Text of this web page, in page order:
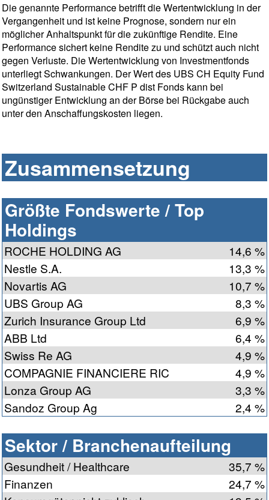
Die genannte Performance betrifft die Wertentwicklung in der
Vergangenheit und ist keine Prognose, sondern nur ein
möglicher Anhaltspunkt für die zukünftige Rendite. Eine
Performance sichert keine Rendite zu und schützt auch nicht
gegen Verluste. Die Wertentwicklung von Investmentfonds
unterliegt Schwankungen. Der Wert des UBS CH Equity Fund
Switzerland Sustainable CHF P dist Fonds kann bei
ungünstiger Entwicklung an der Börse bei Rückgabe auch
unter den Anschaffungskosten liegen.
Zusammensetzung
Größte Fondswerte / Top
Holdings
ROCHE HOLDING AG
14,6 %
Nestle S.A.
13,3 %
Novartis AG
10,7 %
UBS Group AG
8,3 %
Zurich Insurance Group Ltd
6,9 %
ABB Ltd
6,4 %
Swiss Re AG
4,9 %
COMPAGNIE FINANCIERE RIC
4,9 %
Lonza Group AG
3,3 %
Sandoz Group Ag
2,4 %
Sektor / Branchenaufteilung
Gesundheit / Healthcare
35,7 %
Finanzen
24,7 %